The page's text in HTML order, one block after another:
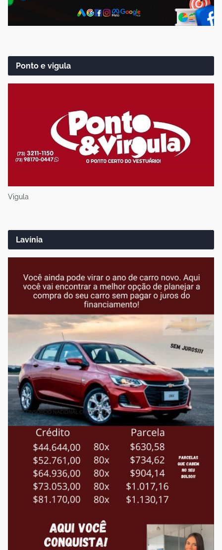
Ponto e vigula
Vigula
Lavínia